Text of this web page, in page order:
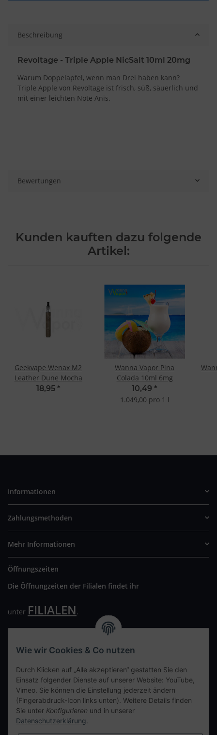
Beschreibung
Revoltage - Triple Apple NicSalt 10ml 20mg
Warum Doppelapfel, wenn man Drei haben kann?
Triple Apple von Revoltage ist frisch, süß, säuerlich und
mit einer leichten Note Anis.
Bewertungen
Kunden kauften dazu folgende
Artikel:
Geekvape Wenax M2
Leather Dune Mocha
18,95 *
Wanna Vapor Pina
Colada 10ml 6mg
10,49 *
1.049,00 pro 1 l
Informationen
Zahlungsmethoden
Mehr Informationen
Öffnungszeiten
Die Öffnungzeiten der Filialen findet ihr
unter FILIALEN.
Wir freuen uns auf Euren Besuch. Bitte beachtet die
Kontaktdaten
tweet
teilen
Wie wir Cookies & Co nutzen
Durch Klicken auf „Alle akzeptieren“ gestatten Sie den
Einsatz folgender Dienste auf unserer Website: YouTube,
Vimeo. Sie können die Einstellung jederzeit ändern
(Fingerabdruck-Icon links unten). Weitere Details finden
Sie unter Konfigurieren und in unserer
Datenschutzerklärung.